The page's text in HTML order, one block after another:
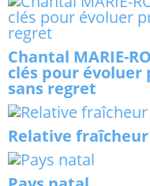
Chantal MARIE-
clés pour
sans regret
Relative